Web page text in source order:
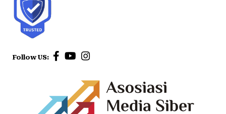
Follow US: